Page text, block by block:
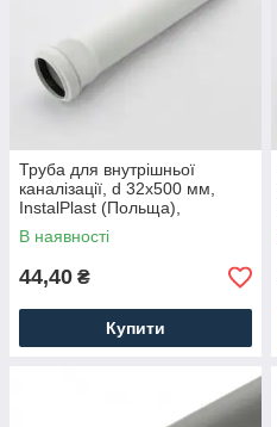
Труба для внутрішньої
каналізації, d 32x500 мм,
InstalPlast (Польща),
поліпропіленова
В наявності
44,40 ₴
Купити